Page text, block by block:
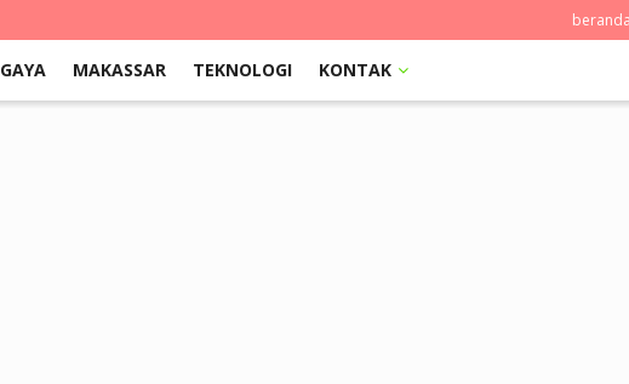
beranda
GAYA MAKASSAR TEKNOLOGI KONTAK